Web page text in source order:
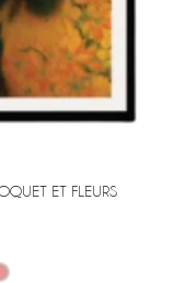
ET FLEURS